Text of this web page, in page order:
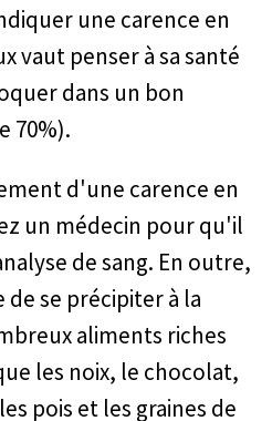
une carence en
vaut penser à sa santé
dans un bon
70%).
d'une carence en
un médecin pour qu'il
de sang. En outre,
de se précipiter à la
aliments riches
les noix, le chocolat,
pois et les graines de